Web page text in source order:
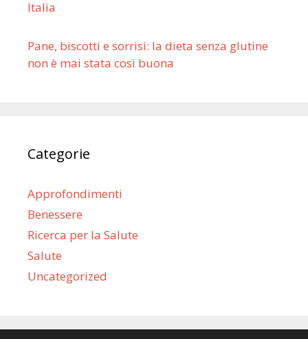
Italia
Pane, biscotti e sorrisi: la dieta senza glutine
non è mai stata così buona
Categorie
Approfondimenti
Benessere
Ricerca per la Salute
Salute
Uncategorized